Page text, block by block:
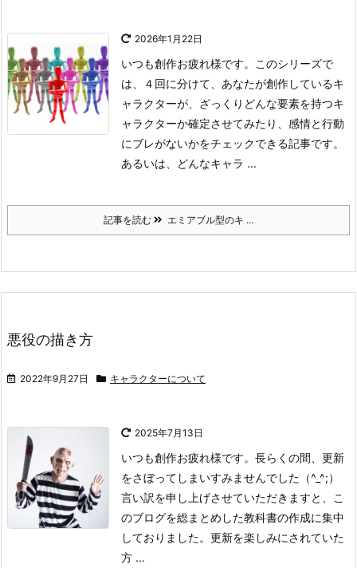
2026年1月22日
いつも創作お疲れ様です。
このシリーズで
は、４回に分けて、あなたが創作しているキ
ャラクターが、ざっくりどんな要素を持つキ
ャラクターか確定させてみたり、感情と行動
にブレがないかをチェックできる記事です。
あるいは、どんなキャラ ...
記事を読む エミアブル型のキ ...
悪役の描き方
2022年9月27日 キャラクターについて
2025年7月13日
いつも創作お疲れ様です。 長らくの間、更新
をさぼってしまいすみませんでした（^_^;）
言い訳を申し上げさせていただきますと、こ
のブログを総まとめした教科書の作成に集中
しておりました。更新を楽しみにされていた
方 ...